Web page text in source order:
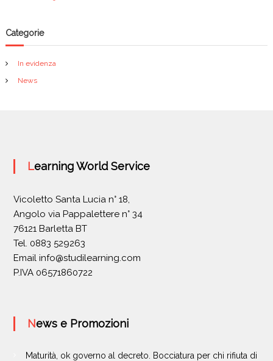
Categorie
In evidenza
News
Learning World Service
Vicoletto Santa Lucia n° 18,
Angolo via Pappalettere n° 34
76121 Barletta BT
Tel. 0883 529263
Email info@studilearning.com
P.IVA 06571860722
News e Promozioni
Maturità, ok governo al decreto. Bocciatura per chi rifiuta di